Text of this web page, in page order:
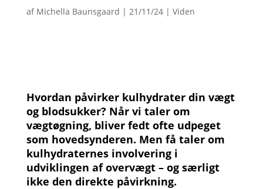
af Michella Baunsgaard | 21/11/24| Viden
Hvordan påvirker kulhydrater din vægt
og blodsukker? Når vi taler om
vægtøgning, bliver fedt ofte udpeget
som hovedsynderen. Men få taler om
kulhydraternes involvering i
udviklingen af overvægt – og særligt
ikke den direkte påvirkning.